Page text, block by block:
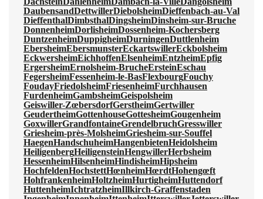
DaubensandDettwillerDiebolsheimDieffenbach-au-Val
DieffenthalDimbsthalDingsheimDinsheim-sur-Bruche
DonnenheimDorlisheimDossenheim-Kochersberg
DuntzenheimDuppigheimDurningenDuttlenheim
EbersheimEbersmunsterEckartswillerEckbolsheim
EckwersheimEichhoffenElsenheimEntzheimEpfig
ErgersheimErnolsheim-BrucheErsteinEschau
FegersheimFessenheim-le-BasFlexbourgFouchy
FoudayFriedolsheimFriesenheimFurchhausen
FurdenheimGambsheimGeispolsheim
Geiswiller-ZœbersdorfGerstheimGertwiller
GeudertheimGottenhouseGottesheimGougenheim
GoxwillerGrandfontaineGrendelbruchGresswiller
Griesheim-près-MolsheimGriesheim-sur-Souffel
HaegenHandschuheimHangenbietenHeidolsheim
HeiligenbergHeiligensteinHengwillerHerbsheim
HessenheimHilsenheimHindisheimHipsheim
HochfeldenHochstettHœnheimHœrdtHohengœft
HohfrankenheimHoltzheimHurtigheimHuttendorf
HuttenheimIchtratzheimIllkirch-Graffenstaden